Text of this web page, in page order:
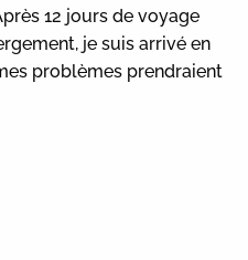
12 jours de voyage
je suis arrivé en
problèmes prendraient